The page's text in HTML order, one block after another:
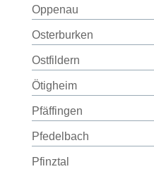
Oppenau
Osterburken
Ostfildern
Ötigheim
Pfäffingen
Pfedelbach
Pfinztal